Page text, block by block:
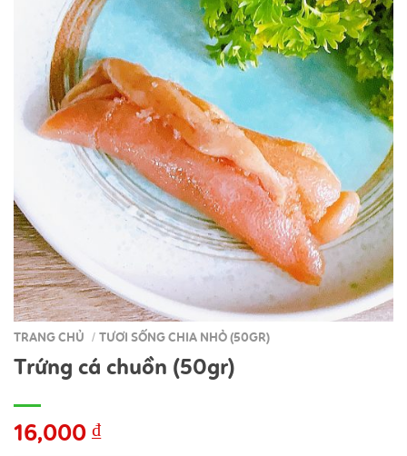
TRANG CHỦ / TƯƠI SỐNG CHIA NHỎ (50GR)
Trứng cá chuồn (50gr)
16,000 ₫